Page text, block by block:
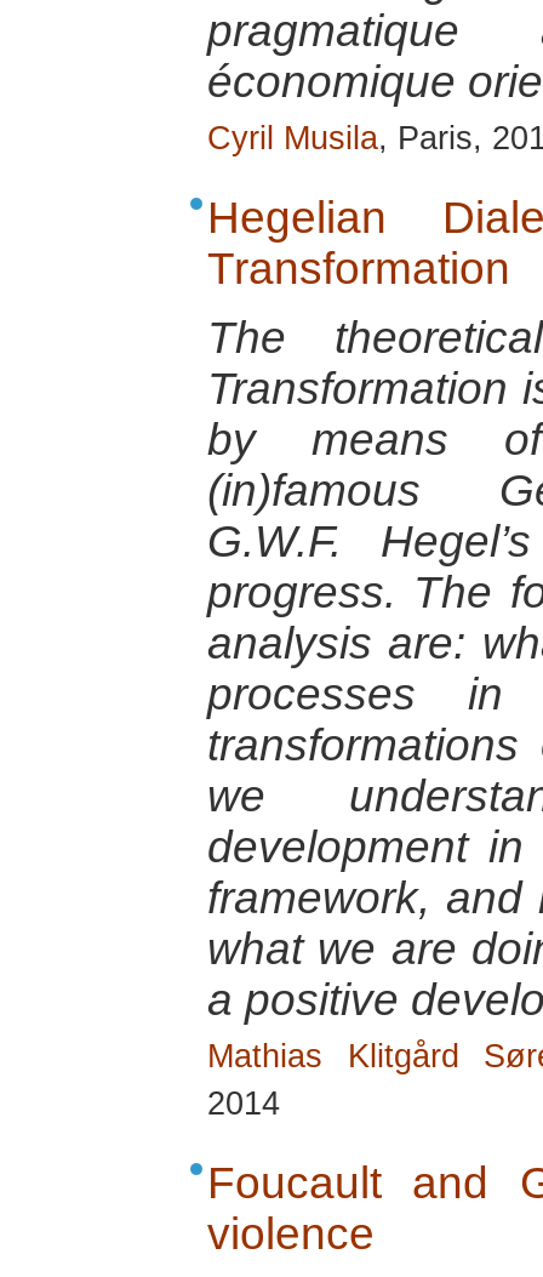
économique
Cyril Musila, Paris,
Hegelian
Transformation
The
Transformation
by means
(in)famous
G.W.F.
progress. The
analysis are:
processes
we
development
framework,
what we are
a positive
Mathias Klitgård
2014
Foucault and
violence